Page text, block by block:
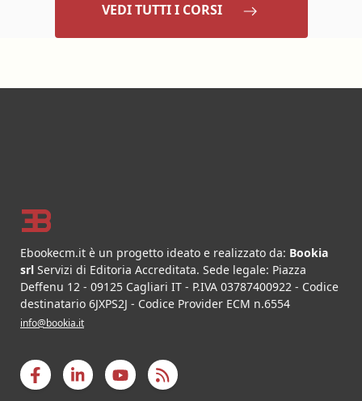
VEDI TUTTI I CORSI
Ebookecm.it è un progetto ideato e realizzato da: Bookia
srl Servizi di Editoria Accreditata. Sede legale: Piazza
Deffenu 12 - 09125 Cagliari IT - P.IVA 03787400922 - Codice
destinatario 6JXPS2J - Codice Provider ECM n.6554
info@bookia.it